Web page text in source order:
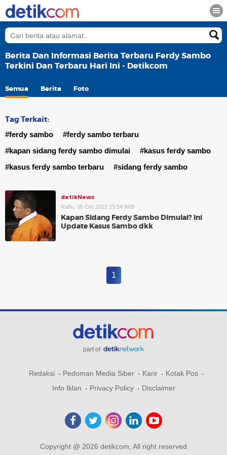
Berita Dan Informasi Berita Terbaru Ferdy Sambo
Terkini Dan Terbaru Hari Ini - Detikcom
Semua Berita Foto
Tag Terkait:
#ferdy sambo
#ferdy sambo terbaru
#kapan sidang ferdy sambo dimulai
#kasus ferdy sambo
#kasus ferdy sambo terbaru
#sidang ferdy sambo
detikNews
Rabu, 05 Okt 2022 13:54 WIB
Kapan Sidang Ferdy Sambo Dimulai? Ini
Update Kasus Sambo dkk
1
part of
Redaksi Pedoman Media Siber Karir
Kotak Pos
Info Iklan
Privacy Policy Disclaimer
Copyright @ 2026 detikcom, All right reserved